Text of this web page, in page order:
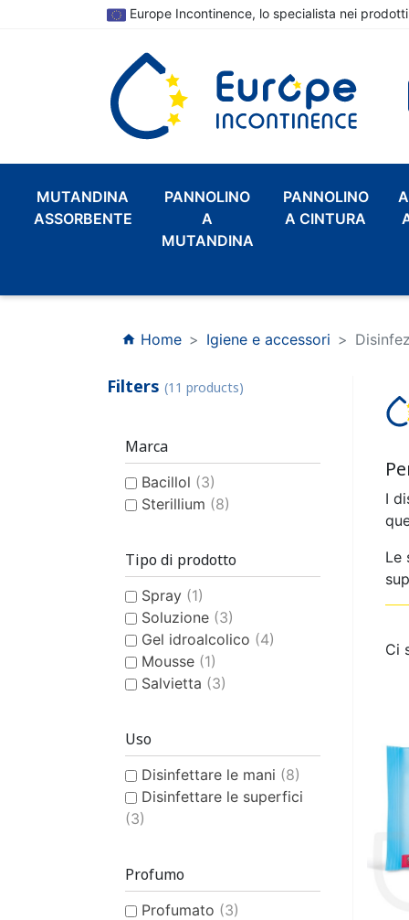
Europe Incontinence, lo specialista nei
MUTANDINA
ASSORBENTE
PANNOLINO
A
MUTANDINA
PANNOLINO
A CINTURA
COSTUME DA BAGNO
PERSONA
PRODOTTI DI SUPPORTO
PER L'INCONTINENZA
PANNOLINO PISCINA
BAMBINO
IGIENE E CURA DEL
home Home Igiene e accessori
Filters (11 products)
Marca
Bacillol (3)
Sterillium (8)
Tipo di prodotto
Spray (1)
Soluzione (3)
Gel idroalcolico (4)
Mousse (1)
Salvietta (3)
Uso
Disinfettare le mani (8)
Disinfettare le superfici
(3)
Profumo
Profumato (3)
I
Le
Ci